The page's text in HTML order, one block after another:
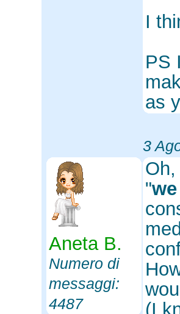
I
PS
as
3
Aneta B.
Numero di
messaggi:
4487
"we
(I